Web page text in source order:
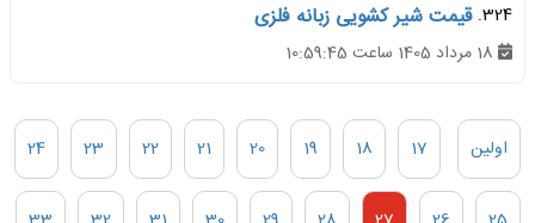
324. قیمت شیر کشویی زبانه فلزی
اولین 17
18
19
20
21
22
23
24